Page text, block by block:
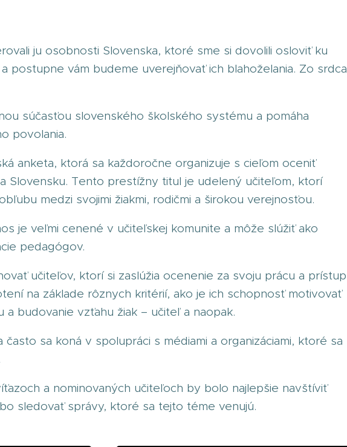
ju osobnosti Slovenska, ktoré sme si dovolili osloviť ku
postupne vám budeme uverejňovať ich blahoželania. Zo srdca
súčasťou slovenského školského systému a pomáha
povolania.
anketa, ktorá sa každoročne organizuje s cieľom oceniť
Slovensku. Tento prestížny titul je udelený učiteľom, ktorí
medzi svojimi žiakmi, rodičmi a širokou verejnosťou.
je veľmi cenené v učiteľskej komunite a môže slúžiť ako
pedagógov.
učiteľov, ktorí si zaslúžia ocenenie za svoju prácu a prístup
na základe rôznych kritérií, ako je ich schopnosť motivovať
a budovanie vzťahu žiak – učiteľ a naopak.
sa koná v spolupráci s médiami a organizáciami, ktoré sa
a nominovaných učiteľoch by bolo najlepšie navštíviť
sledovať správy, ktoré sa tejto téme venujú.